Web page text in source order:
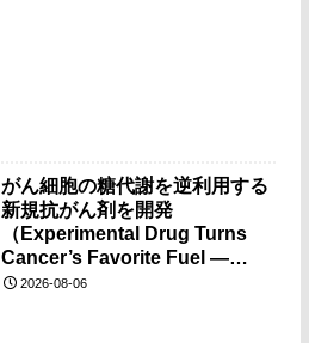
がん細胞の糖代謝を逆利用する
新規抗がん剤を開発
（Experimental Drug Turns
Cancer’s Favorite Fuel —
Sugar — Against It）
2026-08-06